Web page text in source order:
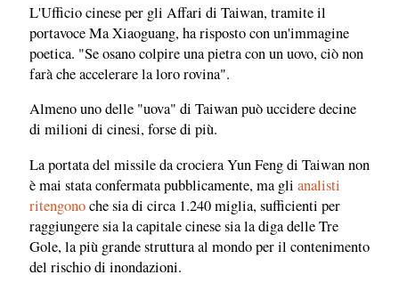
L'Ufficio cinese per gli Affari di Taiwan, tramite il
portavoce Ma Xiaoguang, ha risposto con un'immagine
poetica. "Se osano colpire una pietra con un uovo, ciò non
farà che accelerare la loro rovina".
Almeno uno delle "uova" di Taiwan può uccidere decine
di milioni di cinesi, forse di più.
La portata del missile da crociera Yun Feng di Taiwan non
è mai stata confermata pubblicamente, ma gli analisti
ritengonoche sia di circa 1.240 miglia, sufficienti per
raggiungere sia la capitale cinese sia la diga delle Tre
Gole, la più grande struttura al mondo per il contenimento
del rischio di inondazioni.